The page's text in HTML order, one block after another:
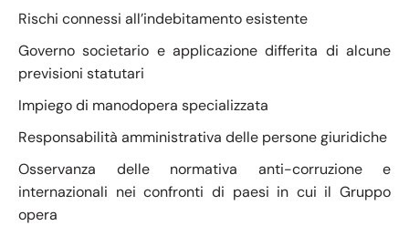
Rischi connessi all’indebitamento esistente
Governo societario e applicazione differita di alcune
previsioni statutari
Impiego di manodopera specializzata
Responsabilità amministrativa delle persone giuridiche
Osservanza delle normativa anti-corruzione e
internazionali nei confronti di paesi in cui il Gruppo
opera